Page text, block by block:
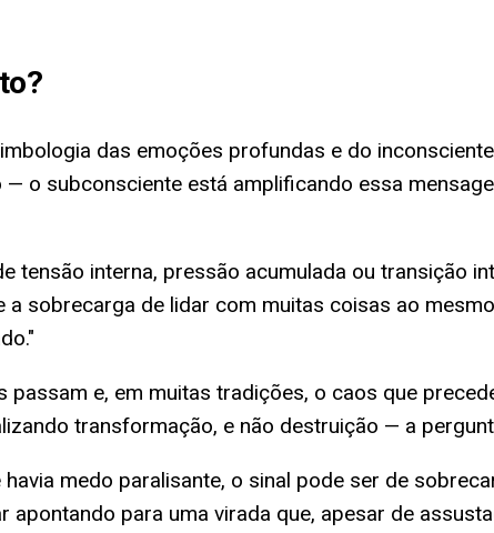
?
das emoções profundas e do
o subconsciente está amplificando essa
tensão interna, pressão acumulada ou transição
sobrecarga de lidar com muitas coisas ao
e, em muitas tradições, o caos que
transformação, e não destruição — a
medo paralisante, o sinal pode ser de
para uma virada que, apesar de